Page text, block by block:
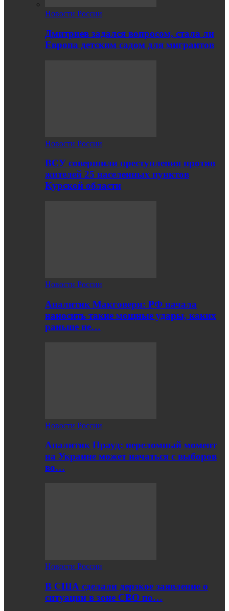
Новости России
Дмитриев задался вопросом, стала ли
Европа детским садом для мигрантов
Новости России
ВСУ совершили преступления против
жителей 25 населенных пунктов
Курской области
Новости России
Аналитик Макговерн: РФ начала
наносить такие мощные удары, каких
раньше не…
Новости России
Аналитик Прауд: переломный момент
на Украине может начаться с выборов
во…
Новости России
В США сделали дерзкое заявление о
ситуации в зоне СВО по…